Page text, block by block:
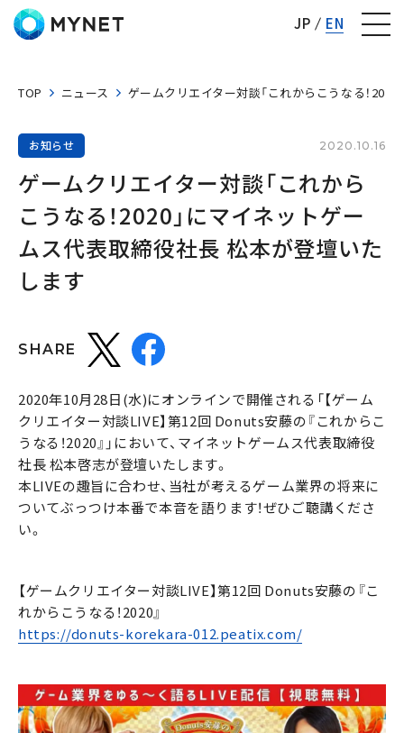
JP EN
TOP ニュース ゲームクリエイター対談「これからこうなる！
お知らせ 2020.10.16
ゲームクリエイター対談「これから
こうなる！2020」にマイネットゲー
ムス代表取締役社長 松本が登壇いた
します
SHARE
2020年10月28日(水)にオンラインで開催される「【ゲーム
クリエイター対談LIVE】第12回 Donuts安藤の『これからこ
うなる！2020』」において、マイネットゲームス代表取締役
社長 松本啓志が登壇いたします。
本LIVEの趣旨に合わせ、当社が考えるゲーム業界の将来に
ついてぶっつけ本番で本音を語ります！ぜひご聴講くださ
い。
【ゲームクリエイター対談LIVE】第12回 Donuts安藤の『こ
れからこうなる！2020』
https://donuts-korekara-012.peatix.com/